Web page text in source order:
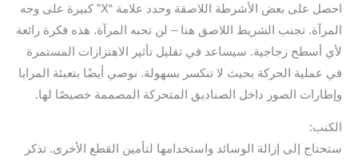
احصل على بعض الأشرطة اللاصقة وحدد علامة “X” كبيرة على وجه
المرآة. تجنب الشريط اللاصق هنا – لن تحبه المرآة. هذه فكرة رائعة
لأي أسطح زجاجية. سيساعد في تقليل تأثير الاهتزازات المستمرة
في عملية الحركة بحيث لا تنكسر بسهولة. نوصي أيضًا بتعبئة المرايا
وإطارات الصور داخل الصناديق المتحركة المصممة خصيصًا لها.
الكنب:
ستحتاج إلى إزالة الوسائد واستخدامها لتأمين القطع الأخرى. تذكر